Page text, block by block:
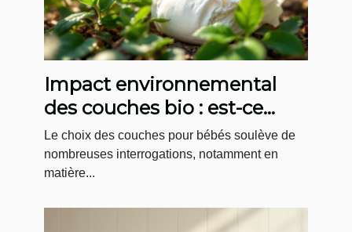
Impact environnemental
des couches bio : est-ce
vraiment mieux ?
Le choix des couches pour bébés soulève de
nombreuses interrogations, notamment en
matière...